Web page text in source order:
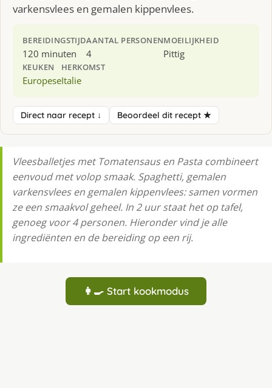
varkensvlees en gemalen kippenvlees.
BEREIDINGSTIJD
120 minuten
AANTAL PERSONEN
4
MOEILIJKHEID
Pittig
KEUKEN
Europese
HERKOMST
Italie
Direct naar recept ↓ Beoordeel dit recept ★
Vleesballetjes met Tomatensaus en Pasta combineert
eenvoud met volop smaak. Spaghetti, gemalen
varkensvlees en gemalen kippenvlees: samen vormen
ze een smaakvol geheel. In 2 uur staat het op tafel,
genoeg voor 4 personen. Hieronder vind je alle
ingrediënten en de bereiding op een rij.
👩‍🍳 Start kookmodus